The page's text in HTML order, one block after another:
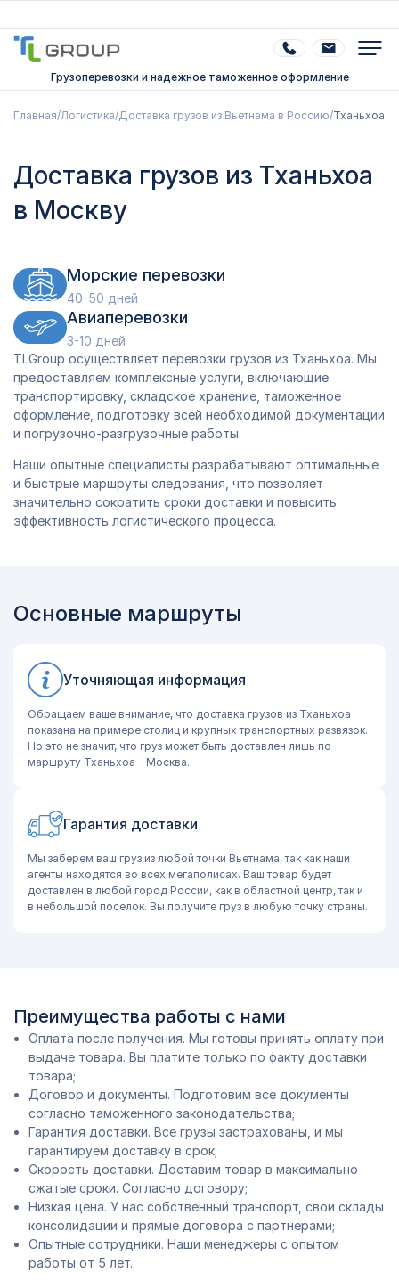
Грузоперевозки и надежное таможенное оформление
Главная/Логистика/Доставка грузов из Вьетнама в Россию/Тханьхоа
Доставка грузов из Тханьхоа
в Москву
Морские перевозки
40-50 дней
Авиаперевозки
3-10 дней
TLGroup осуществляет перевозки грузов из Тханьхоа. Мы
предоставляем комплексные услуги, включающие
транспортировку, складское хранение, таможенное
оформление, подготовку всей необходимой документации
и погрузочно-разгрузочные работы.
Наши опытные специалисты разрабатывают оптимальные
и быстрые маршруты следования, что позволяет
значительно сократить сроки доставки и повысить
эффективность логистического процесса.
Основные маршруты
Уточняющая информация
Обращаем ваше внимание, что доставка грузов из Тханьхоа
показана на примере столиц и крупных транспортных развязок.
Но это не значит, что груз может быть доставлен лишь по
маршруту Тханьхоа – Москва.
Гарантия доставки
Мы заберем ваш груз из любой точки Вьетнама, так как наши
агенты находятся во всех мегаполисах. Ваш товар будет
доставлен в любой город России, как в областной центр, так и
в небольшой поселок. Вы получите груз в любую точку страны.
Преимущества работы с нами
Оплата после получения. Мы готовы принять оплату при
выдаче товара. Вы платите только по факту доставки
товара;
Договор и документы. Подготовим все документы
согласно таможенного законодательства;
Гарантия доставки. Все грузы застрахованы, и мы
гарантируем доставку в срок;
Скорость доставки. Доставим товар в максимально
сжатые сроки. Согласно договору;
Низкая цена. У нас собственный транспорт, свои склады
консолидации и прямые договора с партнерами;
Опытные сотрудники. Наши менеджеры с опытом
работы от 5 лет.